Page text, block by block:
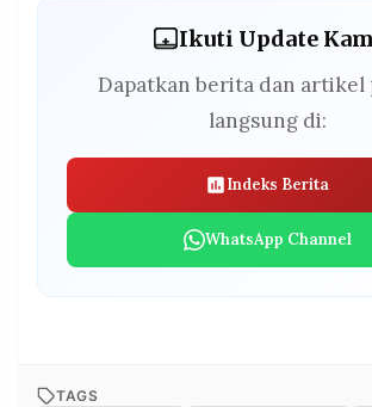
Ikuti Update
Dapatkan berita dan artikel
langsung di:
Indeks Berita
WhatsApp Channel
TAGS